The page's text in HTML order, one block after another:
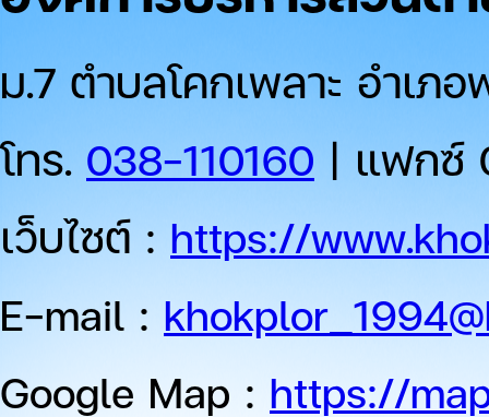
ม.7 ตำบลโคกเพลาะ อำเ
โทร. 038-110160 | แฟกซ์
เว็บไซต์ : https://
E-mail :
Google Map : https://